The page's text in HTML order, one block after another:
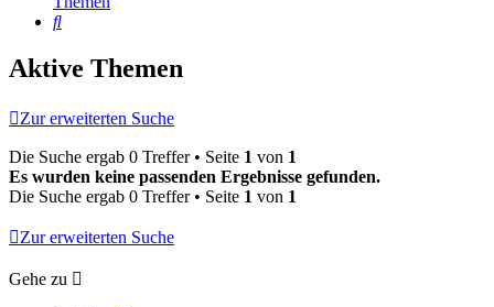
Suche
Aktive Themen
Zur erweiterten Suche
Die Suche ergab 0 Treffer • Seite 1 von 1
Es wurden keine passenden Ergebnisse gefunden.
Die Suche ergab 0 Treffer • Seite 1 von 1
Zur erweiterten Suche
Gehe zu